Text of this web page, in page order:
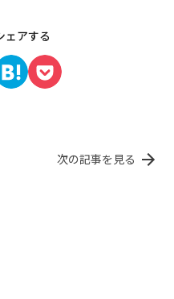
ェアする
次の記事を見る